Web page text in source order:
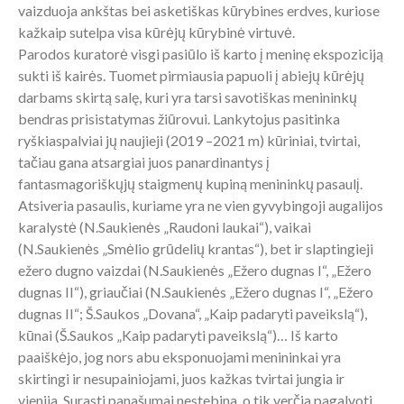
vaizduoja ankštas bei asketiškas kūrybines erdves, kuriose
kažkaip sutelpa visa kūrėjų kūrybinė virtuvė.
Parodos kuratorė visgi pasiūlo iš karto į meninę ekspoziciją
sukti iš kairės. Tuomet pirmiausia papuoli į abiejų kūrėjų
darbams skirtą salę, kuri yra tarsi savotiškas menininkų
bendras prisistatymas žiūrovui. Lankytojus pasitinka
ryškiaspalviai jų naujieji (2019 –2021 m) kūriniai, tvirtai,
tačiau gana atsargiai juos panardinantys į
fantasmagoriškųjų staigmenų kupiną menininkų pasaulį.
Atsiveria pasaulis, kuriame yra ne vien gyvybingoji augalijos
karalystė (N.Saukienės „Raudoni laukai“), vaikai
(N.Saukienės „Smėlio grūdelių krantas“), bet ir slaptingieji
ežero dugno vaizdai (N.Saukienės „Ežero dugnas I“, „Ežero
dugnas II“), griaučiai (N.Saukienės „Ežero dugnas I“, „Ežero
dugnas II“; Š.Saukos „Dovana“, „Kaip padaryti paveikslą“),
kūnai (Š.Saukos „Kaip padaryti paveikslą“)… Iš karto
paaiškėjo, jog nors abu eksponuojami menininkai yra
skirtingi ir nesupainiojami, juos kažkas tvirtai jungia ir
vienija. Surasti panašumai nestebina, o tik verčia pagalvoti,